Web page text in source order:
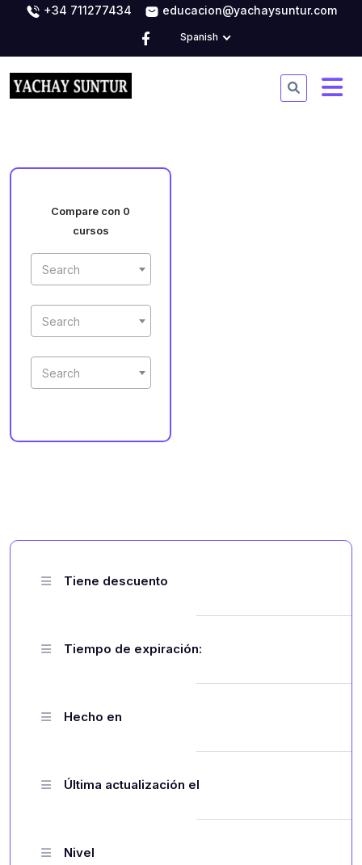
+34 711277434 educacion@yachaysuntur.com
Spanish
Compare con 0
cursos
Search
Search
Search
Tiene descuento
Tiempo de expiración:
Hecho en
Última actualización el
Nivel